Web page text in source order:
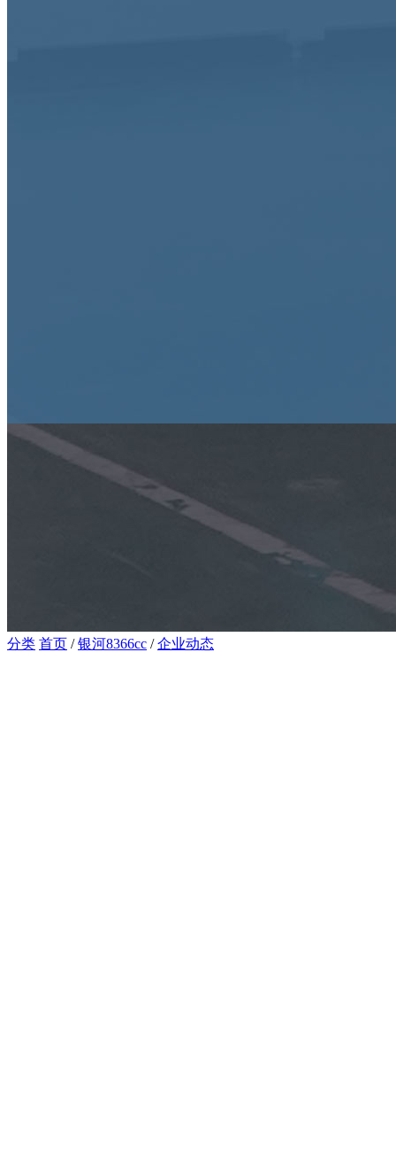
分类 首页 /银河8366cc /企业动态